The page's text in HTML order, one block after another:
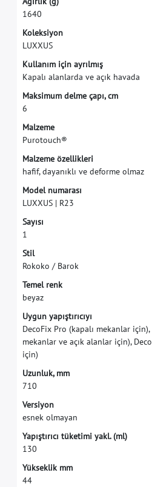
1640
Koleksiyon
LUXXUS
Kullanım için ayrılmış
Kapalı alanlarda ve açık havada
Maksimum delme çapı, cm
6
Malzeme
Purotouch®
Malzeme özellikleri
haff, dayanıklı ve deforme olmaz
Model numarası
LUXXUS | R23
Sayısı
1
Stil
Rokoko / Barok
Temel renk
beyaz
Uygun yapıştırıcıyı
DecoFix Pro (kapalı mekanlar için),
mekanlar ve açık alanlar için), Deco
için)
Uzunluk, mm
710
Versiyon
esnek olmayan
Yapıştırıcı tüketimi yakl. (ml)
130
Yükseklik mm
44